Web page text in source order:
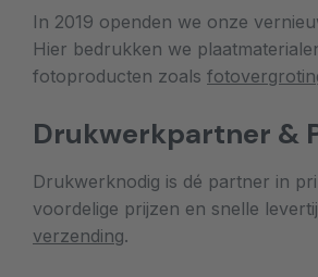
In 2019 openden we onze
Hier bedrukken we
fotoproducten zoals
Drukwerkpartner &
Drukwerknodig is dé partner in
voordelige prijzen en snelle
verzending.